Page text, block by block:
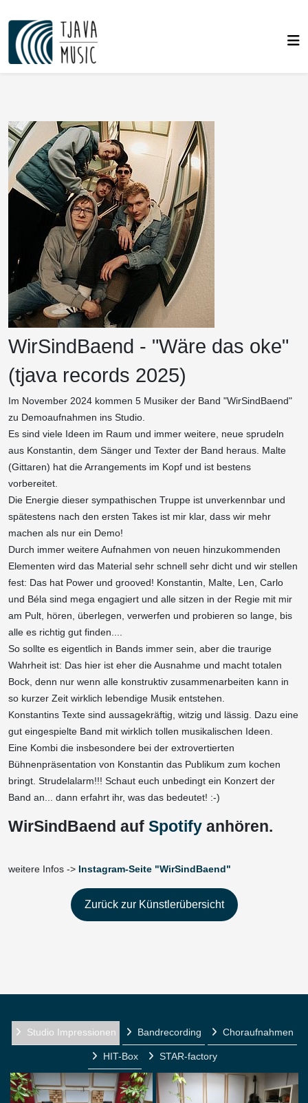
WirSindBaend - "Wäre das oke"
(tjava records 2025)
Im November 2024 kommen 5 Musiker der Band "WirSindBaend"
zu Demoaufnahmen ins Studio.
Es sind viele Ideen im Raum und immer weitere, neue sprudeln
aus Konstantin, dem Sänger und Texter der Band heraus. Malte
(Gittaren) hat die Arrangements im Kopf und ist bestens
vorbereitet.
Die Energie dieser sympathischen Truppe ist unverkennbar und
spätestens nach den ersten Takes ist mir klar, dass wir mehr
machen als nur ein Demo!
Durch immer weitere Aufnahmen von neuen hinzukommenden
Elementen wird das Material sehr schnell sehr dicht und wir stellen
fest: Das hat Power und grooved! Konstantin, Malte, Len, Carlo
und Béla sind mega engagiert und alle sitzen in der Regie mit mir
am Pult, hören, überlegen, verwerfen und probieren so lange, bis
alle es richtig gut finden....
So sollte es eigentlich in Bands immer sein, aber die traurige
Wahrheit ist: Das hier ist eher die Ausnahme und macht totalen
Bock, denn nur wenn alle konstruktiv zusammenarbeiten kann in
so kurzer Zeit wirklich lebendige Musik entstehen.
Konstantins Texte sind aussagekräftig, witzig und lässig. Dazu eine
gut eingespielte Band mit wirklich tollen musikalischen Ideen.
Eine Kombi die insbesondere bei der extrovertierten
Bühnenpräsentation von Konstantin das Publikum zum kochen
bringt. Strudelalarm!!! Schaut euch unbedingt ein Konzert der
Band an... dann erfahrt ihr, was das bedeutet! :-)
WirSindBaend auf Spotify anhören.
weitere Infos -> Instagram-Seite "WirSindBaend"
Zurück zur Künstlerübersicht
Studio Impressionen Bandrecording Choraufnahmen
HIT-Box STAR-factory